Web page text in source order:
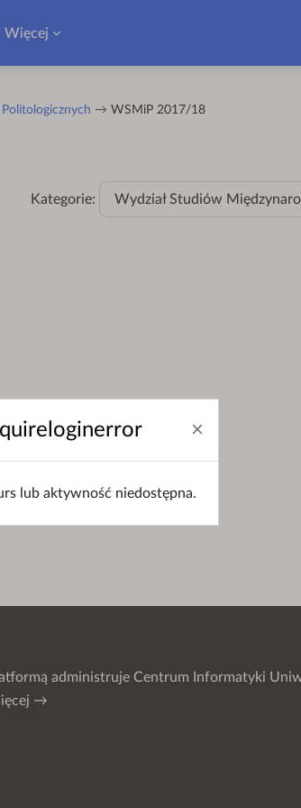
Więcej
WSMiP 2017/18
Kategorie: Wydział Studiów
administruje Centrum Informatyki
→
lub aktywność niedostępna.